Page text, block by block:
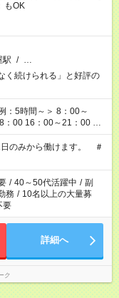
もOK
駅 / …
く続けられる」と好評の
：5時間～＞ 8：00～
：00 16：00～21：00 ＜
00 ・13：00～22：00 ・
お聞かせください！
のみから働けます。 ＃
/ 40～50代活躍中 / 副
務 / 10名以上の大量募
要
詳細へ
ク